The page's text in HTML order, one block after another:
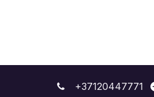
+37120447771